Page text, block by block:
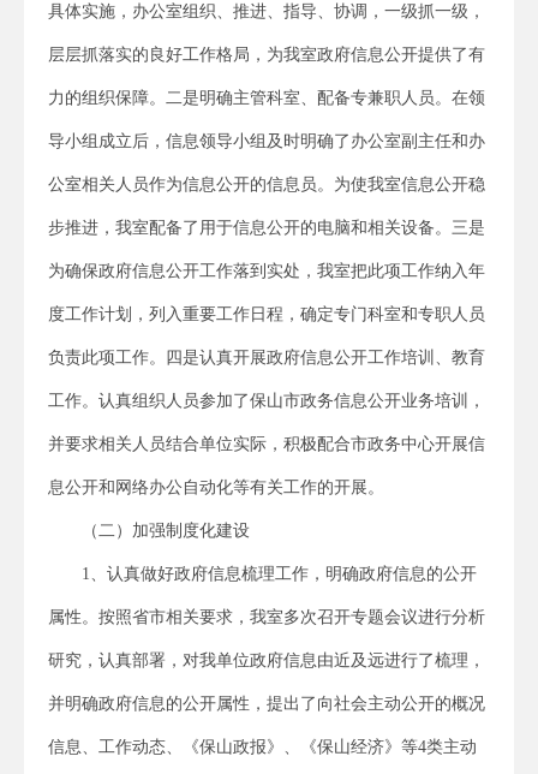
具体实施，办公室组织、推进、指导、协调，一级抓一级，
层层抓落实的良好工作格局，为我室政府信息公开提供了有
力的组织保障。二是明确主管科室、配备专兼职人员。在领
导小组成立后，信息领导小组及时明确了办公室副主任和办
公室相关人员作为信息公开的信息员。为使我室信息公开稳
步推进，我室配备了用于信息公开的电脑和相关设备。三是
为确保政府信息公开工作落到实处，我室把此项工作纳入年
度工作计划，列入重要工作日程，确定专门科室和专职人员
负责此项工作。四是认真开展政府信息公开工作培训、教育
工作。认真组织人员参加了保山市政务信息公开业务培训，
并要求相关人员结合单位实际，积极配合市政务中心开展信
息公开和网络办公自动化等有关工作的开展。
（二）加强制度化建设
1、认真做好政府信息梳理工作，明确政府信息的公开
属性。按照省市相关要求，我室多次召开专题会议进行分析
研究，认真部署，对我单位政府信息由近及远进行了梳理，
并明确政府信息的公开属性，提出了向社会主动公开的概况
信息、工作动态、《保山政报》、《保山经济》等4类主动